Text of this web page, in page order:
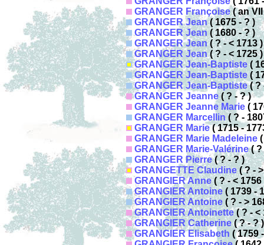
GRANGER Françoise( an VII
GRANGER Jean( 1675 - ? )
GRANGER Jean( 1680 - ? )
GRANGER Jean( ? - < 1713 )
GRANGER Jean( ? - < 1725 )
GRANGER Jean-Baptiste(
GRANGER Jean-Baptiste(
GRANGER Jean-Baptiste( ?
GRANGER Jeanne( ? - ? )
GRANGER Jeanne Marie (
GRANGER Marcellin( ? -
GRANGER Marie( 1715 -
GRANGER Marie Madeleine
GRANGER Marie-Valérine( ?
GRANGER Pierre( ? - ? )
GRANGETTE Claudine( ? -
GRANGIER Anne( ? - < 1756
GRANGIER Antoine ( 1739 -
GRANGIER Antoine ( ? - >
GRANGIER Antoinette( ? - <
GRANGIER Catherine( ? - ? )
GRANGIER Elisabeth ( 1759